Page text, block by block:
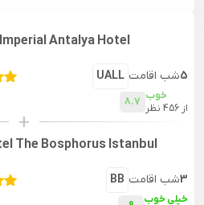
Antalya Hotel
UALL شب اقامت5
8.7 خوب
از 456 نظر
+
The Bosphorus Istanbul
BB شب اقامت3
خیلی خوب